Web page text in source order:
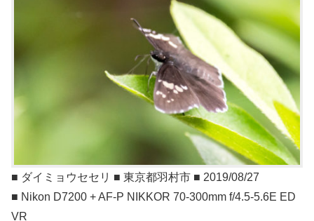
■ ダイミョウセセリ ■ 東京都羽村市 ■ 2019/08/27
■ Nikon D7200 + AF-P NIKKOR 70-300mm f/4.5-5.6E ED
VR